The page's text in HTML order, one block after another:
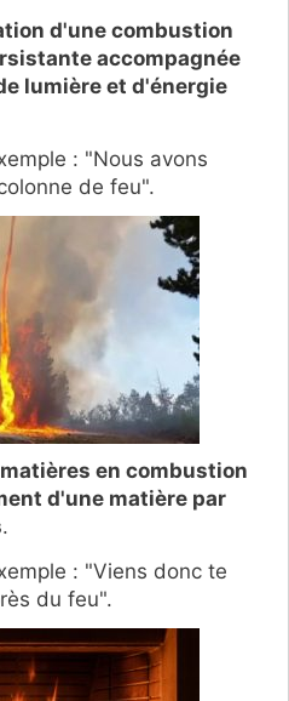
d'une combustion
accompagnée
lumière et d'énergie
: "Nous avons
de feu".
en combustion
d'une matière par
.
: "Viens donc te
du feu".